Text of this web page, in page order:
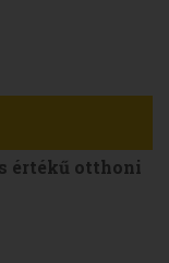
értékű otthoni